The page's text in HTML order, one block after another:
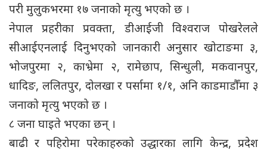
परी मुलुकभरमा १७ जनाको मृत्यु भएको छ ।
नेपाल प्रहरीका प्रवक्ता, डीआईजी विश्वराज पोखरेलले
सीआईएनलाई दिनुभएको जानकारी अनुसार खोटाङमा ३,
भोजपुरमा २, काभ्रेमा २, रामेछाप, सिन्धुली, मकवानपुर,
धादिङ, ललितपुर, दोलखा र पर्सामा १/१, अनि काडमाडौँमा ३
जनाको मृत्यु भएको छ ।
८ जना घाइते भएका छन् ।
बाढी र पहिरोमा परेकाहरुको उद्धारका लागि केन्द्र, प्रदेश